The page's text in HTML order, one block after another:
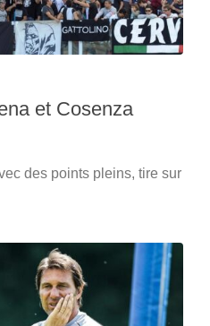
et Cosenza
des points pleins, tire sur